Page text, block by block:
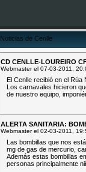
Noticias de Cenlle
CD CENLLE-LOUREIRO
Webmaster el 07-03-2011,
El Cenlle recibió en el
Los carnavales hicieron
de nuestro equipo,
ALERTA SANITARIA:
Webmaster el 02-03-2011,
Las bombillas que nos
mg de gas de mercurio,
Además estas bombillas
personas principalmente